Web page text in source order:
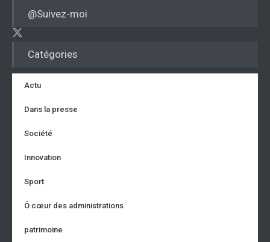
Catégories
Actu
Dans la presse
Société
Innovation
Sport
Ô cœur des administrations
patrimoine
@Suivez-moi